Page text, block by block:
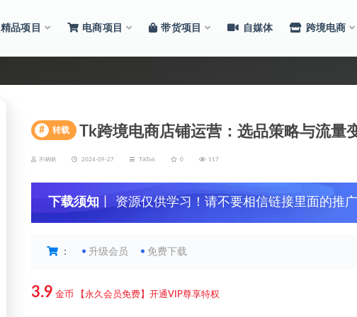
精品项目 电商项目 带货项目 自媒体 跨境电商
# 转载 Tk跨境电商店铺运营：选品策略与流量
不呐呐 2024-09-27 TikTok 0 117
下载须知 丨 资源仅供学习！请不要相信链接里面的推
： 升级会员 免费下载
3.9 金币 【永久会员免费】开通VIP尊享特权